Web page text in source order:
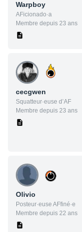
Warpboy
AFicionado·a
Membre depuis 23 ans
cecgwen
Squatteur·euse d’AF
Membre depuis 23 ans
Olivio
Posteur·euse AFfiné·e
Membre depuis 22 ans